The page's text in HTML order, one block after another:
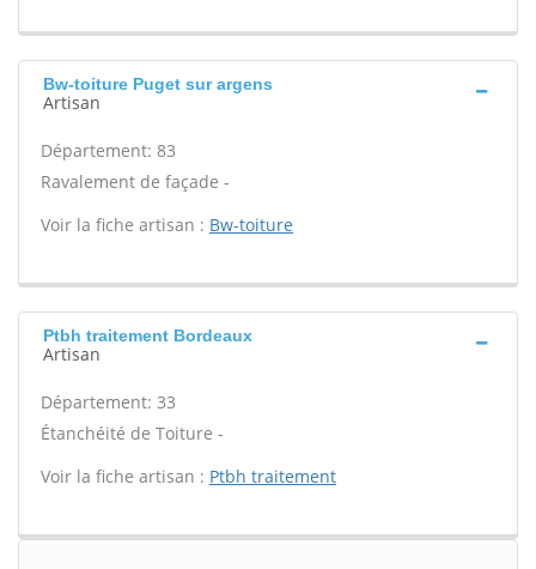
Bw-toiture Puget sur argens
Artisan
Département: 83
Ravalement de façade -
Voir la fiche artisan : Bw-toiture
Ptbh traitement Bordeaux
Artisan
Département: 33
Étanchéité de Toiture -
Voir la fiche artisan : Ptbh traitement